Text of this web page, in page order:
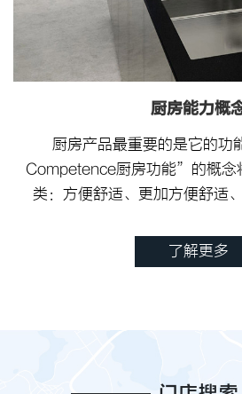
厨房能力概
厨房产品最重要的是它的
Competence厨房功能”的概念
类：方便舒适、更加方便舒适
了解更多